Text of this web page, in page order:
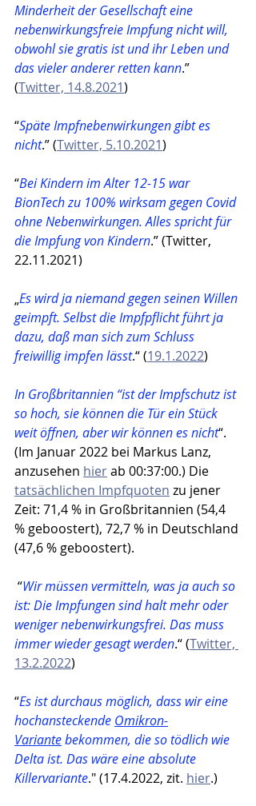
Minderheit der Gesellschaft eine
nebenwirkungsfreie Impfung nicht will,
obwohl sie gratis ist und ihr Leben und
das vieler anderer retten kann.”
(Twitter, 14.8.2021)
“Späte Impfnebenwirkungen gibt es
nicht.” (Twitter, 5.10.2021)
“Bei Kindern im Alter 12-15 war
BionTech zu 100% wirksam gegen Covid
ohne Nebenwirkungen. Alles spricht für
die Impfung von Kindern.” (Twitter,
22.11.2021)
„Es wird ja niemand gegen seinen Willen
geimpft. Selbst die Impfpflicht führt ja
dazu, daß man sich zum Schluss
freiwillig impfen lässt.“ (19.1.2022)
In Großbritannien “ist der Impfschutz ist
so hoch, sie können die Tür ein Stück
weit öffnen, aber wir können es nicht“.
(Im Januar 2022 bei Markus Lanz,
anzusehen hier ab 00:37:00.) Die
tatsächlichen Impfquoten zu jener
Zeit: 71,4 % in Großbritannien (54,4
% geboostert), 72,7 % in Deutschland
(47,6 % geboostert).
“Wir müssen vermitteln, was ja auch so
ist: Die Impfungen sind halt mehr oder
weniger nebenwirkungsfrei. Das muss
immer wieder gesagt werden.“ (Twitter,
13.2.2022)
“Es ist durchaus möglich, dass wir eine
hochansteckende Omikron-
Variante bekommen, die so tödlich wie
Delta ist. Das wäre eine absolute
Killervariante." (17.4.2022, zit. hier.)